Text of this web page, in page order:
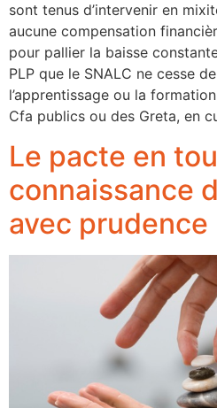
sont tenus d’intervenir en
aucune compensation
pour pallier la baisse
PLP que le SNALC ne cesse
l’apprentissage ou la
Cfa publics ou des Greta, en
Le pacte en
connaissance
avec prudence